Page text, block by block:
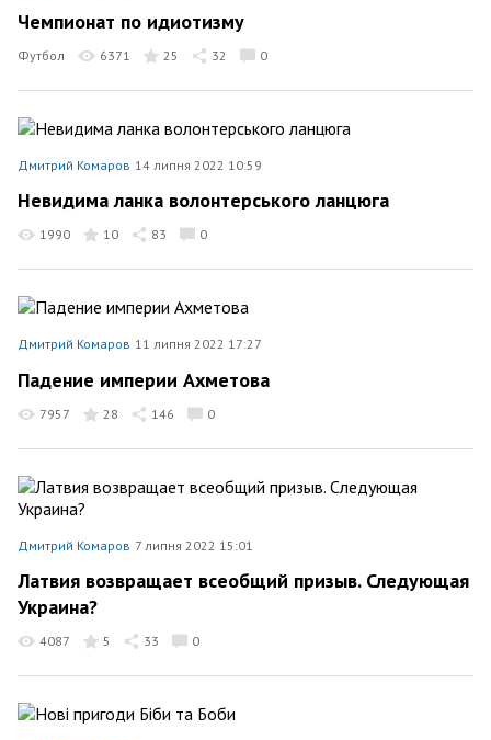
Чемпионат по идиотизму
Футбол 6371 25 32 0
Дмитрий Комаров 14 липня 2022 10:59
Невидима ланка волонтерського ланцюга
1990 10 83 0
Дмитрий Комаров 11 липня 2022 17:27
Падение империи Ахметова
7957 28 146 0
Дмитрий Комаров 7 липня 2022 15:01
Латвия возвращает всеобщий призыв. Следующая
Украина?
4087 5 33 0